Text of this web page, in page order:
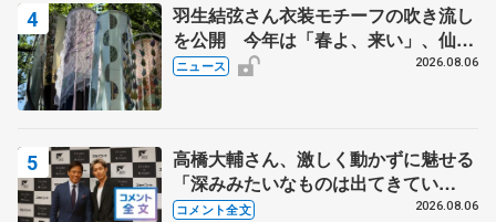
羽生結弦さん衣装モチーフの吹き流し
を公開 今年は「春よ、来い」、仙台
の瑞鳳殿
ニュース 2026.08.06
高橋大輔さん、激しく動かずに魅せる
「深みみたいなものは出てきてい
る？」 〝兄さん〟と慕うレジェンド
コメント全文 2026.08.06